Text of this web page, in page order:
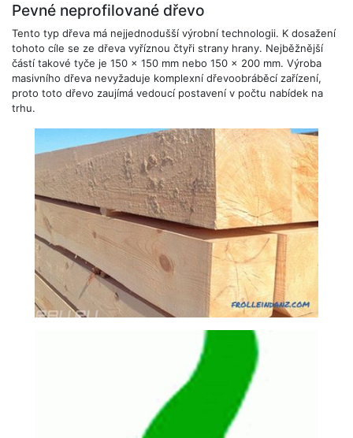
Pevné neprofilované dřevo
Tento typ dřeva má nejjednodušší výrobní technologii. K dosažení
tohoto cíle se ze dřeva vyříznou čtyři strany hrany. Nejběžnější
částí takové tyče je 150 x 150 mm nebo 150 x 200 mm. Výroba
masivního dřeva nevyžaduje komplexní dřevoobráběcí zařízení,
proto toto dřevo zaujímá vedoucí postavení v počtu nabídek na
trhu.